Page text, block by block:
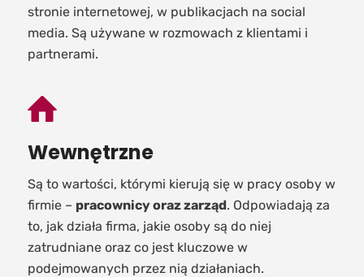
stronie internetowej, w publikacjach na social
media. Są używane w rozmowach z klientami i
partnerami.
Wewnętrzne
Są to wartości, którymi kierują się w pracy osoby w
firmie – pracownicy oraz zarząd. Odpowiadają za
to, jak działa firma, jakie osoby są do niej
zatrudniane oraz co jest kluczowe w
podejmowanych przez nią działaniach.